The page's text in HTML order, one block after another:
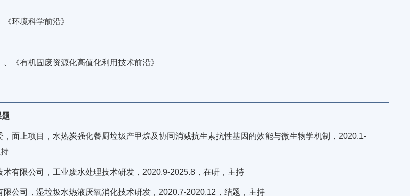
《环境科学前沿》
、《有机固废资源化高值化利用技术前沿》
题
，面上项目，水热炭强化餐厨垃圾产甲烷及协同消减抗生素抗性基因的效能与微生物学机制，2020.1-
术有限公司，工业废水处理技术研发，2020.9-2025.8，在研，主持
限公司，湿垃圾水热液厌氧消化技术研发，2020.7-2020.12，结题，主持